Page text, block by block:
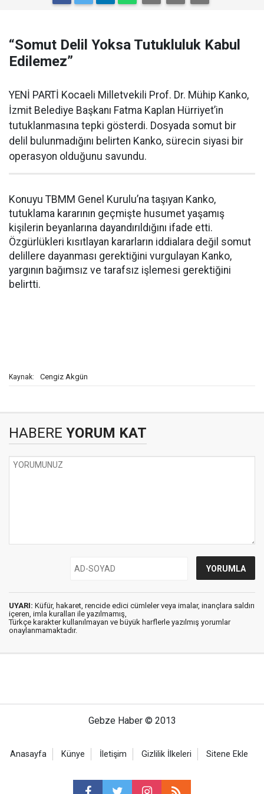
“Somut Delil Yoksa Tutukluluk Kabul
Edilemez”
YENİ PARTİ Kocaeli Milletvekili Prof. Dr. Mühip Kanko,
İzmit Belediye Başkanı Fatma Kaplan Hürriyet’in
tutuklanmasına tepki gösterdi. Dosyada somut bir
delil bulunmadığını belirten Kanko, sürecin siyasi bir
operasyon olduğunu savundu.
Konuyu TBMM Genel Kurulu’na taşıyan Kanko,
tutuklama kararının geçmişte husumet yaşamış
kişilerin beyanlarına dayandırıldığını ifade etti.
Özgürlükleri kısıtlayan kararların iddialara değil somut
delillere dayanması gerektiğini vurgulayan Kanko,
yargının bağımsız ve tarafsız işlemesi gerektiğini
belirtti.
Kaynak: Cengiz Akgün
HABERE YORUM KAT
UYARI: Küfür, hakaret, rencide edici cümleler veya imalar, inançlara saldırı
içeren, imla kuralları ile yazılmamış,
Türkçe karakter kullanılmayan ve büyük harflerle yazılmış yorumlar
onaylanmamaktadır.
Gebze Haber © 2013
Anasayfa Künye İletişim Gizlilik İlkeleri Sitene Ekle